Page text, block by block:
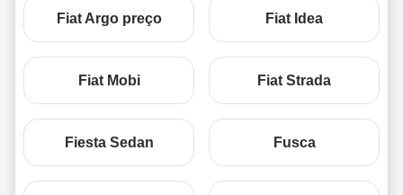
Fiat Argo preço Fiat Idea
Fiat Mobi Fiat Strada
Fiesta Sedan Fusca